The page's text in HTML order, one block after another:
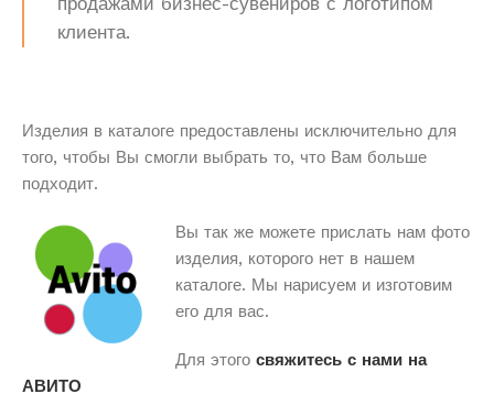
клиента.
Изделия в каталоге предоставлены исключительно для
того, чтобы Вы смогли выбрать то, что Вам больше
подходит.
Вы так же можете прислать нам фото
изделия, которого нет в нашем
каталоге. Мы нарисуем и изготовим
его для вас.
Для этого свяжитесь с нами на
АВИТО